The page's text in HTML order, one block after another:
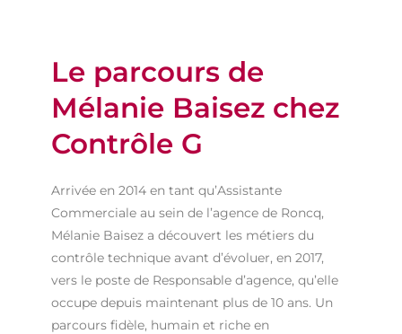
Le parcours de
Mélanie Baisez chez
Contrôle G
Arrivée en 2014 en tant qu’Assistante
Commerciale au sein de l’agence de Roncq,
Mélanie Baisez a découvert les métiers du
contrôle technique avant d’évoluer, en 2017,
vers le poste de Responsable d’agence, qu’elle
occupe depuis maintenant plus de 10 ans. Un
parcours fidèle, humain et riche en